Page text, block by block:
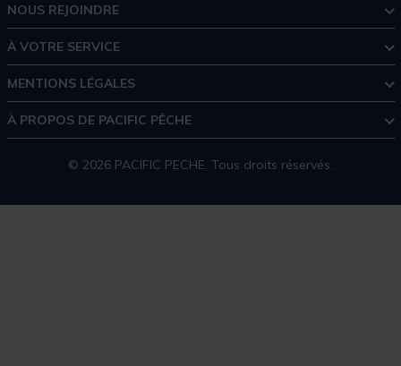
NOUS REJOINDRE
À VOTRE SERVICE
MENTIONS LÉGALES
À PROPOS DE PACIFIC PÊCHE
© 2026 PACIFIC PECHE. Tous droits réservés.